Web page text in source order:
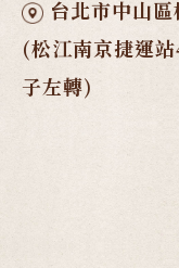
台北市中山
(松江南京捷運
子左轉)